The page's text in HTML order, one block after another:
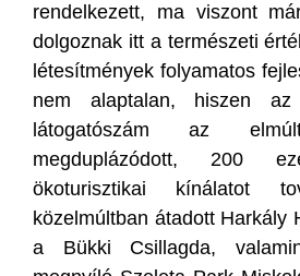
rendelkezett, ma viszont
dolgoznak itt a természeti
létesítmények folyamatos
nem alaptalan, hiszen az
látogatószám az
megduplázódott, 200
ökoturisztikai kínálatot
közelmúltban átadott Harkály
a Bükki Csillagda,